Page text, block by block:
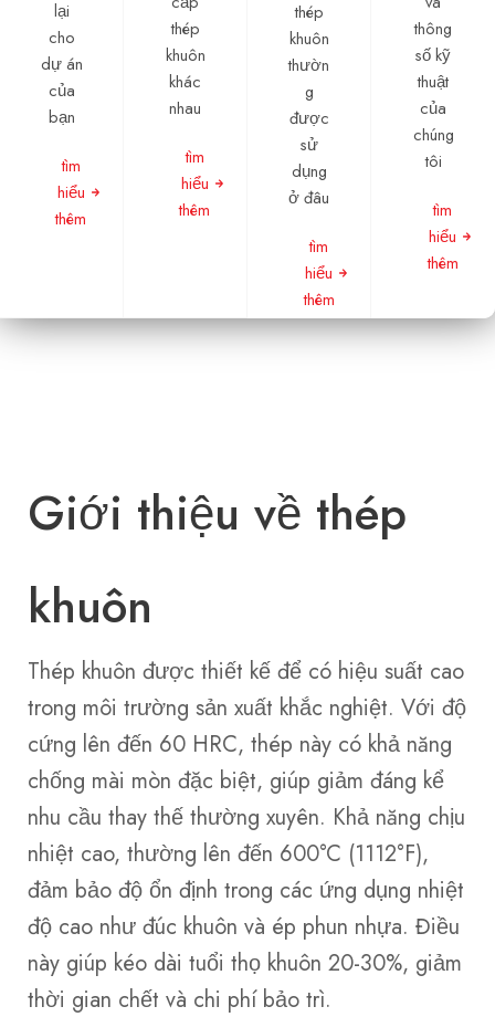
lại
cho
dự án
của
bạn
tìm
hiểu
thêm
thép
khuôn
khác
nhau
tìm
hiểu
thêm
thép
khuôn
thườn
g
được
sử
dụng
ở đâu
tìm
hiểu
thêm
thông
số kỹ
thuật
của
chúng
tôi
tìm
hiểu
thêm
Giới thiệu về thép
khuôn
Thép khuôn được thiết kế để có hiệu suất cao
trong môi trường sản xuất khắc nghiệt. Với độ
cứng lên đến 60 HRC, thép này có khả năng
chống mài mòn đặc biệt, giúp giảm đáng kể
nhu cầu thay thế thường xuyên. Khả năng chịu
nhiệt cao, thường lên đến 600°C (1112°F),
đảm bảo độ ổn định trong các ứng dụng nhiệt
độ cao như đúc khuôn và ép phun nhựa. Điều
này giúp kéo dài tuổi thọ khuôn 20-30%, giảm
thời gian chết và chi phí bảo trì.